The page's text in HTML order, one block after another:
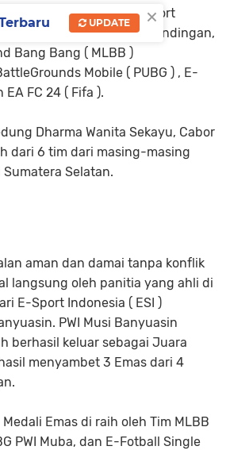
Banyuasin Cabor E-Sport
setidaknya 4 nomor pertandingan,
Bang Bang ( MLBB )
Mobile ( PUBG ) , E-
EA FC 24 ( Fifa ).
Dharma Wanita Sekayu, Cabor
dari 6 tim dari masing-masing
Selatan.
aman dan damai tanpa konflik
langsung oleh panitia yang ahli di
E-Sport Indonesia ( ESI )
PWI Musi Banyuasin
berhasil keluar sebagai Juara
menyambet 3 Emas dari 4
Emas di raih oleh Tim MLBB
PWI Muba, dan E-Fotball Single
×
UPDATE